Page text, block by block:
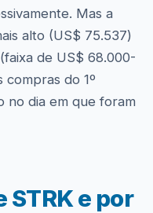
Mas a
alto (US$ 75.537)
de US$ 68.000-
compras do 1º
no dia em que foram
STRK e por